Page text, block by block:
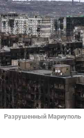
Разрушенный Мариуполь